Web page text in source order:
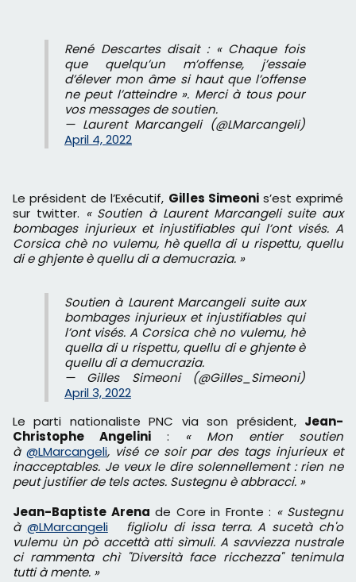
René Descartes disait : « Chaque fois
que quelqu’un m’offense, j’essaie
d’élever mon âme si haut que l’offense
ne peut l’atteindre ». Merci à tous pour
vos messages de soutien.
— Laurent Marcangeli (@LMarcangeli)
April 4, 2022
Le président de l’Exécutif, Gilles Simeonis’est exprimé
sur twitter. « Soutien à Laurent Marcangeli suite aux
bombages injurieux et injustifiables qui l’ont visés. A
Corsica chè no vulemu, hè quella di u rispettu, quellu
di e ghjente è quellu di a demucrazia. »
Soutien à Laurent Marcangeli suite aux
bombages injurieux et injustifiables qui
l’ont visés. A Corsica chè no vulemu, hè
quella di u rispettu, quellu di e ghjente è
quellu di a demucrazia.
— Gilles Simeoni (@Gilles_Simeoni)
April 3, 2022
Le parti nationaliste PNC via son président, Jean-
Christophe Angelini : « Mon entier soutien
à @LMarcangeli, visé ce soir par des tags injurieux et
inacceptables. Je veux le dire solennellement : rien ne
peut justifier de tels actes. Sustegnu è abbracci. »
Jean-Baptiste Arena de Core in Fronte : « Sustegnu
à @LMarcangelifigliolu di issa terra. A sucetà ch'o
vulemu ùn pò accettà atti sìmuli. A savviezza nustrale
ci rammenta chì "Diversità face ricchezza" tenimula
tutti à mente. »